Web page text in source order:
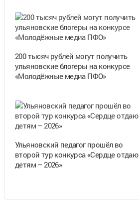
200 тысяч рублей могут получить
ульяновские блогеры на конкурсе
«Молодёжные медиа ПФО»
Ульяновский педагог прошёл во
второй тур конкурса «Сердце отдаю
детям – 2026»